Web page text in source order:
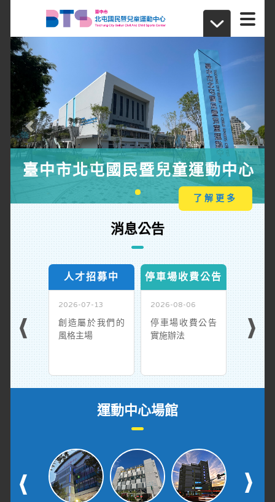
臺中市北屯國民暨兒童運動中心
了解更多
Previous
消息公告
人才招募中
2026-07-13
創造屬於我們的
風格主場
停車場收費公告
2026-08-06
停車場收費公告
實施辦法
熱水恢
運動中心場館